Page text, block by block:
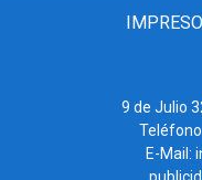
9 de Julio
E-Mail: